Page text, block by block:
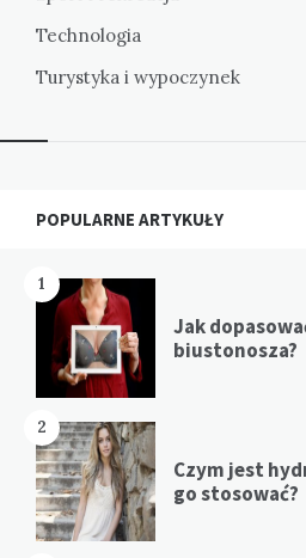
Technologia
Turystyka i wypoczynek
Widgets
POPULARNE ARTYKUŁY
1
Jak
biustonosza?
2
Czym jest
go stosować?